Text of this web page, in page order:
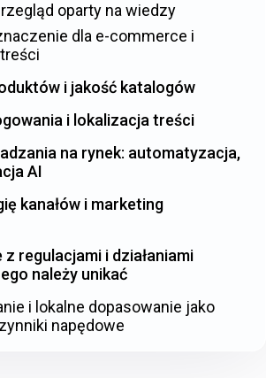
oparty na wiedzy
dla e-commerce i
i jakość katalogów
i lokalizacja treści
na rynek: automatyzacja,
AI
kanałów i marketing
regulacjami i działaniami
należy unikać
i lokalne dopasowanie jako
napędowe